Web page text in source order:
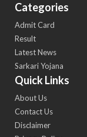
Categories
Admit Card
Result
Latest News
Sarkari Yojana
Quick Links
About Us
Contact Us
Disclaimer